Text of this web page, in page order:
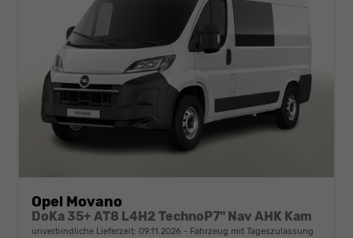
Opel Movano
DoKa 35+ AT8 L4H2 TechnoP7" Nav AHK Kam
unverbindliche Lieferzeit: 09.11.2026 Fahrzeug mit Tageszulassung